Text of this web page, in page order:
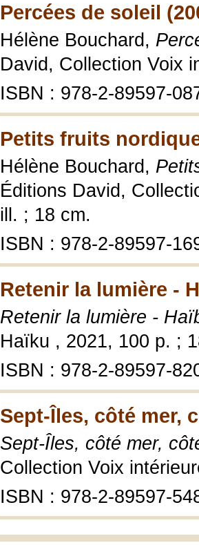
Percées de soleil
Hélène Bouchard,
David, Collection Voix
ISBN : 978-2-89597-
Petits fruits
Hélène Bouchard,
Éditions David,
ill. ; 18 cm.
ISBN : 978-2-89597-
Retenir la lumière -
Retenir la lumière -
Haïku , 2021, 100 p. ;
ISBN : 978-2-89597-
Sept-Îles, côté mer,
Sept-Îles, côté mer,
Collection Voix
ISBN : 978-2-89597-